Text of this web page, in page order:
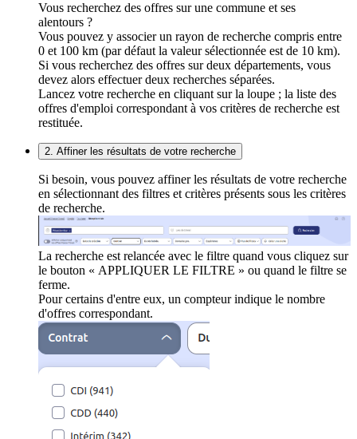
Vous recherchez des offres sur une commune et ses
alentours ?
Vous pouvez y associer un rayon de recherche compris entre
0 et 100 km (par défaut la valeur sélectionnée est de 10 km).
Si vous recherchez des offres sur deux départements, vous
devez alors effectuer deux recherches séparées.
Lancez votre recherche en cliquant sur la loupe ; la liste des
offres d'emploi correspondant à vos critères de recherche est
restituée.
2. Affiner les résultats de votre recherche
Si besoin, vous pouvez affiner les résultats de votre recherche
en sélectionnant des filtres et critères présents sous les critères
de recherche.
La recherche est relancée avec le filtre quand vous cliquez sur
le bouton « APPLIQUER LE FILTRE » ou quand le filtre se
ferme.
Pour certains d'entre eux, un compteur indique le nombre
d'offres correspondant.